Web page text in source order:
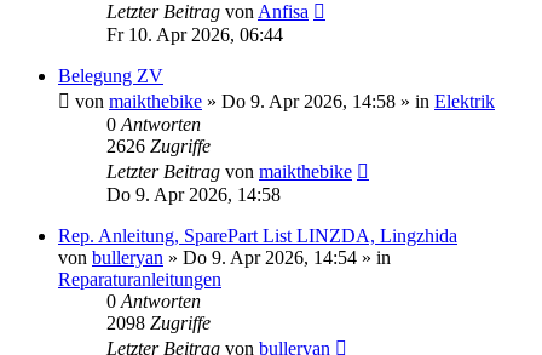
Letzter Beitrag vonAnfisa
Fr 10. Apr 2026, 06:44
Belegung ZV
von maikthebike » Do 9. Apr 2026, 14:58 » in Elektrik
0Antworten
2626 Zugriffe
Letzter Beitrag von maikthebike
Do 9. Apr 2026, 14:58
Rep. Anleitung, SparePart List LINZDA, Lingzhida
von bulleryan » Do 9. Apr 2026, 14:54 » in
Reparaturanleitungen
0Antworten
2098 Zugriffe
Letzter Beitrag von bulleryan